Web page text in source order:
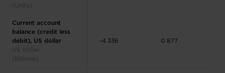
(Units)
Current account
balance (credit less
debit), US dollar
US dollar
(Billions)
-4.336 0.877